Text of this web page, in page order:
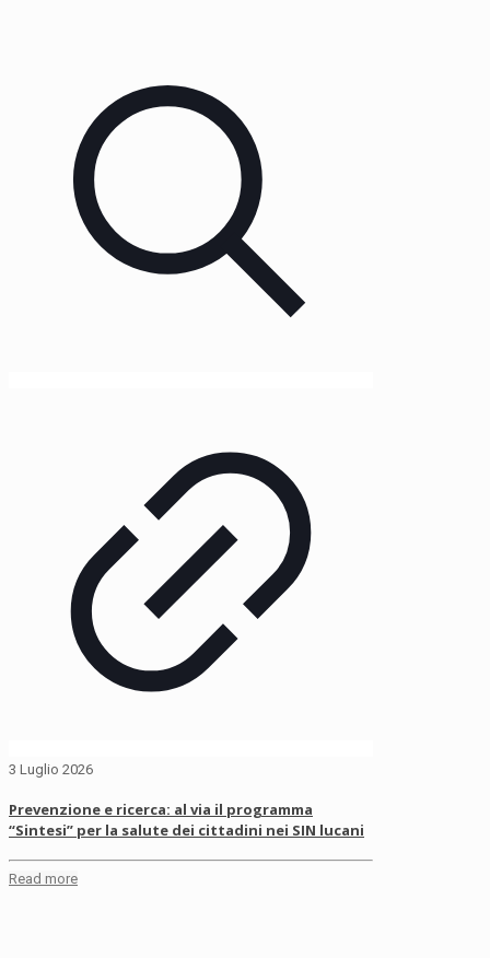
3 Luglio 2026
Prevenzione e ricerca: al via il programma
“Sintesi” per la salute dei cittadini nei SIN lucani
Read more